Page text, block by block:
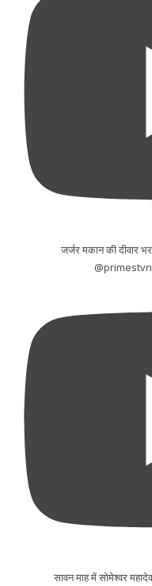
जर्जर मकान की दीवार
सावन माह में सोमेश्वर